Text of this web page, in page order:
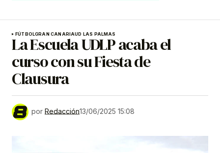
FÚTBOLGRAN CANARIAUD LAS PALMAS
La Escuela UDLP acaba el
curso con su Fiesta de
Clausura
por Redacción13/06/2025 15:08